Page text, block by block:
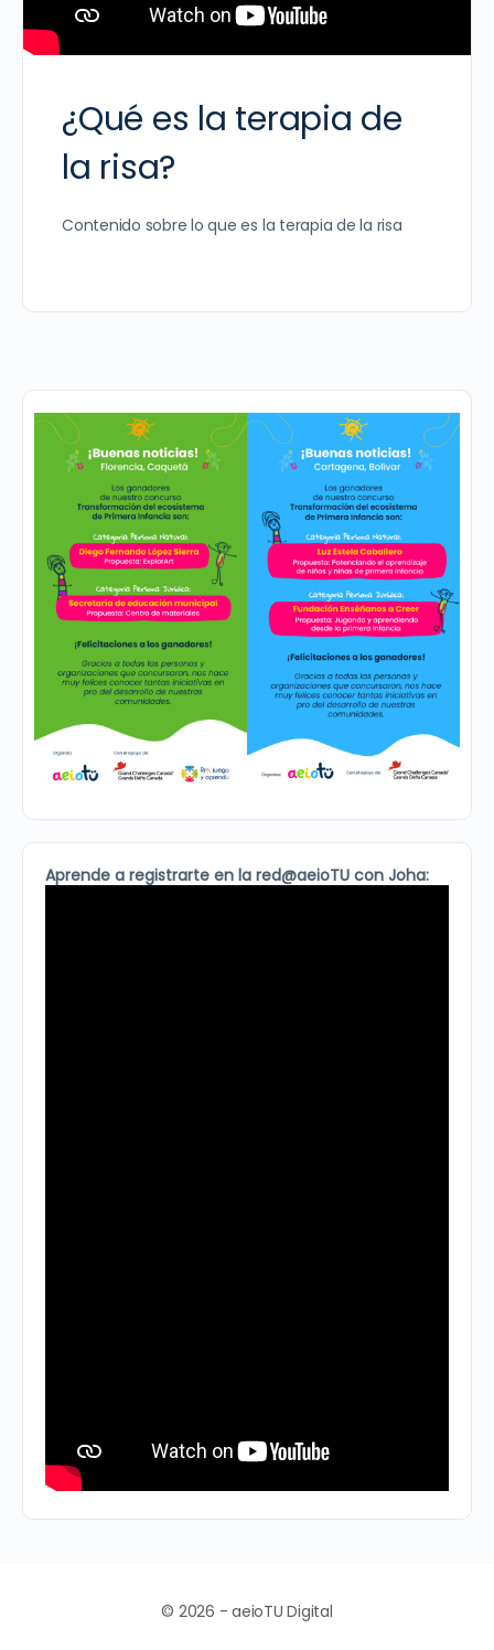
¿Qué es la terapia de
la risa?
Contenido sobre lo que es la terapia de la risa
Aprende a registrarte en la red@aeioTU con Joha:
© 2026 - aeioTU Digital